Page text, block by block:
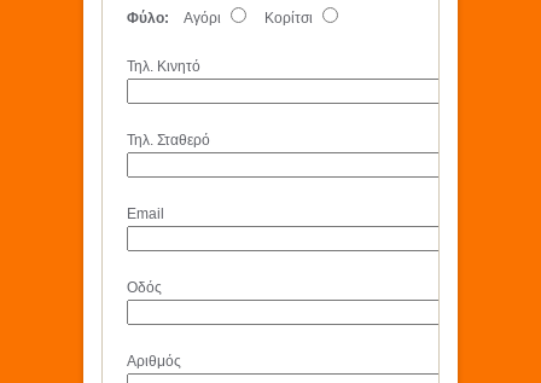
Φύλο: Αγόρι Κορίτσι
Τηλ. Κινητό
Τηλ. Σταθερό
Email
Οδός
Αριθμός